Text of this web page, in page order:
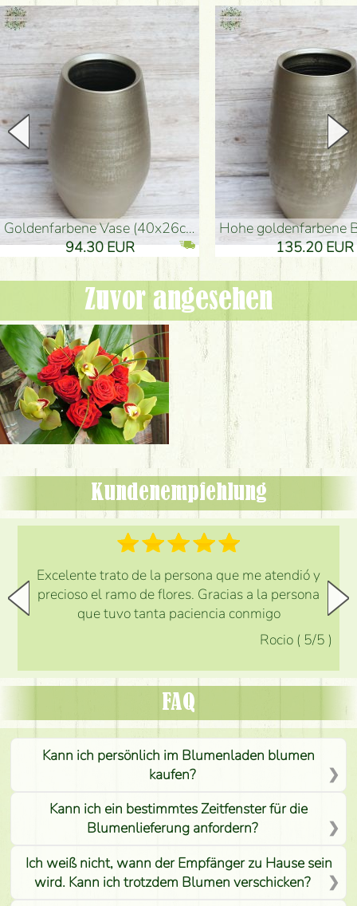
goldenfarbene Vase (40x26cm)
94.30 EUR
hohe goldenfarbene
135.20 EUR
Zuvor angesehen
Kundenempfehlung
Excelente trato de la persona que me atendió y
precioso el ramo de flores. Gracias a la persona
que tuvo tanta paciencia conmigo
Rocio ( 5/5 )
FAQ
Kann ich persönlich im Blumenladen blumen
kaufen?
Kann ich ein bestimmtes Zeitfenster für die
Blumenlieferung anfordern?
Ich weiß nicht, wann der Empfänger zu Hause sein
wird. Kann ich trotzdem Blumen verschicken?